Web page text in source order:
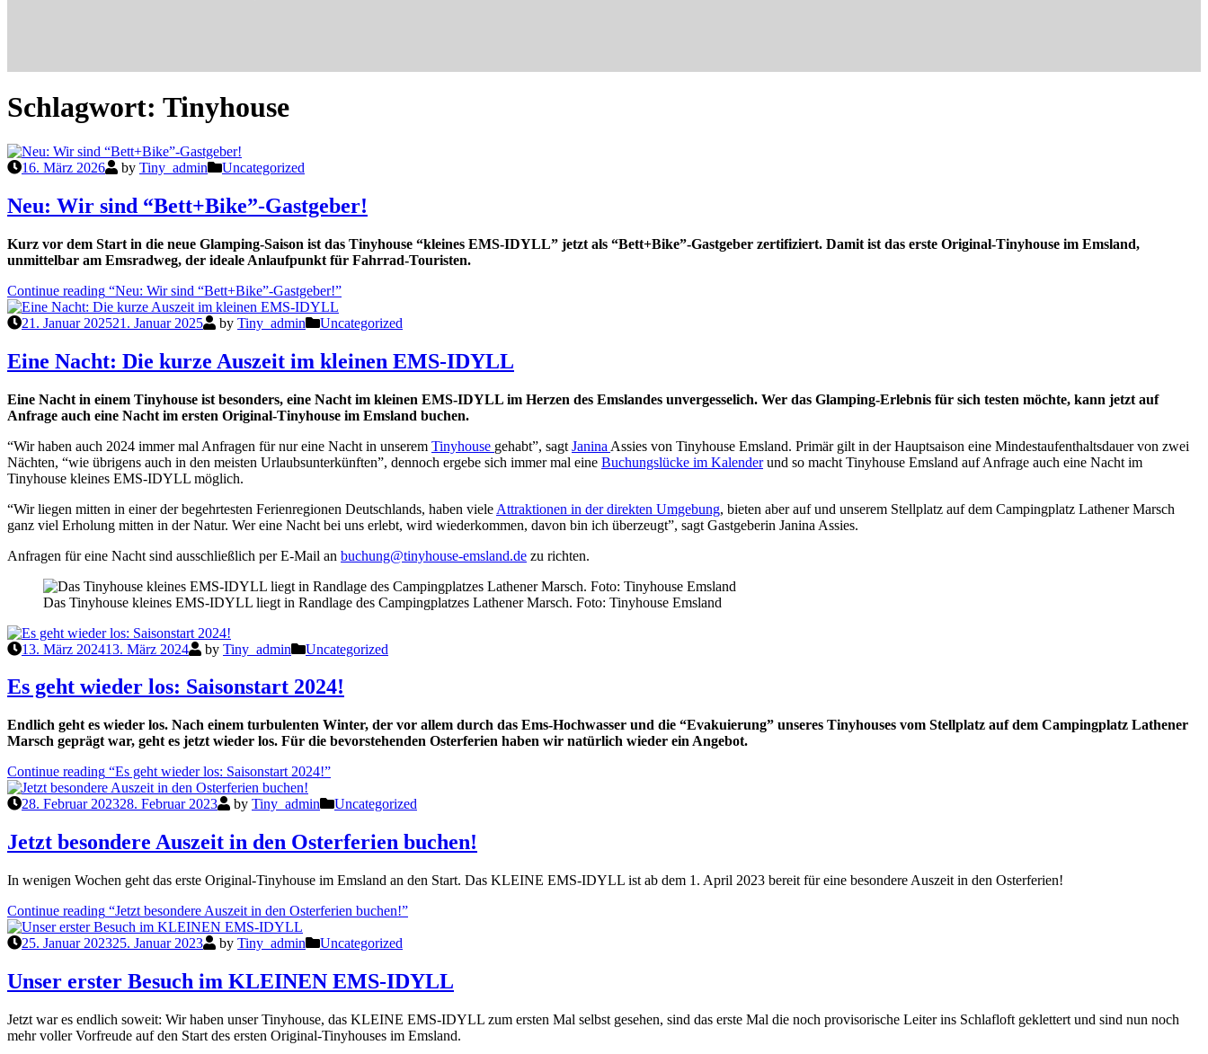
Schlagwort: Tinyhouse
16. März 2026 by Tiny_admin Uncategorized
Neu: Wir sind “Bett+Bike”-Gastgeber!
Kurz vor dem Start in die neue Glamping-Saison ist das Tinyhouse “kleines EMS-IDYLL” jetzt als “Bett+Bike”-Gastgeber zertifiziert. Damit ist das erste Original-Tinyhouse im Emsland,
unmittelbar am Emsradweg, der ideale Anlaufpunkt für Fahrrad-Touristen.
Continue reading “Neu: Wir sind “Bett+Bike”-Gastgeber!”
21. Januar 202521. Januar 2025 by Tiny_admin Uncategorized
Eine Nacht: Die kurze Auszeit im kleinen EMS-IDYLL
Eine Nacht in einem Tinyhouse ist besonders, eine Nacht im kleinen EMS-IDYLL im Herzen des Emslandes unvergesselich. Wer das Glamping-Erlebnis für sich testen möchte, kann jetzt auf
Anfrage auch eine Nacht im ersten Original-Tinyhouse im Emsland buchen.
“Wir haben auch 2024 immer mal Anfragen für nur eine Nacht in unserem Tinyhouse gehabt”, sagt Janina Assies von Tinyhouse Emsland. Primär gilt in der Hauptsaison eine Mindestaufenthaltsdauer von zwei
Nächten, “wie übrigens auch in den meisten Urlaubsunterkünften”, dennoch ergebe sich immer mal eine Buchungslücke im Kalenderund so macht Tinyhouse Emsland auf Anfrage auch eine Nacht im
Tinyhouse kleines EMS-IDYLL möglich.
“Wir liegen mitten in einer der begehrtesten Ferienregionen Deutschlands, haben viele Attraktionen in der direkten Umgebung, bieten aber auf und unserem Stellplatz auf dem Campingplatz Lathener Marsch
ganz viel Erholung mitten in der Natur. Wer eine Nacht bei uns erlebt, wird wiederkommen, davon bin ich überzeugt”, sagt Gastgeberin Janina Assies.
Anfragen für eine Nacht sind ausschließlich per E-Mail an buchung@tinyhouse-emsland.de zu richten.
Das Tinyhouse kleines EMS-IDYLL liegt in Randlage des Campingplatzes Lathener Marsch. Foto: Tinyhouse Emsland
13. März 202413. März 2024 by Tiny_admin Uncategorized
Es geht wieder los: Saisonstart 2024!
Endlich geht es wieder los. Nach einem turbulenten Winter, der vor allem durch das Ems-Hochwasser und die “Evakuierung” unseres Tinyhouses vom Stellplatz auf dem Campingplatz Lathener
Marsch geprägt war, geht es jetzt wieder los. Für die bevorstehenden Osterferien haben wir natürlich wieder ein Angebot.
Continue reading “Es geht wieder los: Saisonstart 2024!”
28. Februar 202328. Februar 2023 by Tiny_admin Uncategorized
Jetzt besondere Auszeit in den Osterferien buchen!
In wenigen Wochen geht das erste Original-Tinyhouse im Emsland an den Start. Das KLEINE EMS-IDYLL ist ab dem 1. April 2023 bereit für eine besondere Auszeit in den Osterferien!
Continue reading “Jetzt besondere Auszeit in den Osterferien buchen!”
25. Januar 202325. Januar 2023 by Tiny_admin Uncategorized
Unser erster Besuch im KLEINEN EMS-IDYLL
Jetzt war es endlich soweit: Wir haben unser Tinyhouse, das KLEINE EMS-IDYLL zum ersten Mal selbst gesehen, sind das erste Mal die noch provisorische Leiter ins Schlafloft geklettert und sind nun noch
mehr voller Vorfreude auf den Start des ersten Original-Tinyhouses im Emsland.